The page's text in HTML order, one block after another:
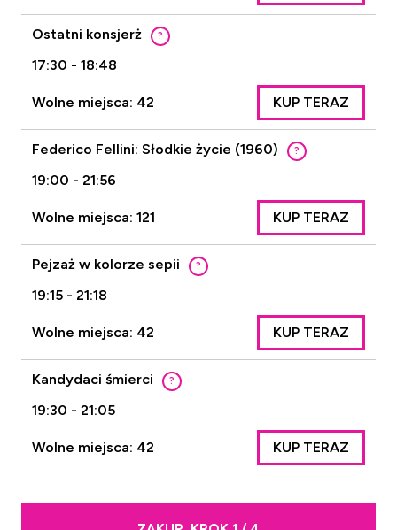
Ostatni konsjerż ?
17:30 - 18:48
Wolne miejsca: 42 KUP TERAZ
Federico Fellini: Słodkie życie (1960) ?
19:00 - 21:56
Wolne miejsca: 121 KUP TERAZ
Pejzaż w kolorze sepii ?
19:15 - 21:18
Wolne miejsca: 42 KUP TERAZ
Kandydaci śmierci ?
19:30 - 21:05
Wolne miejsca: 42 KUP TERAZ